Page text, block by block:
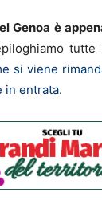
Genoa è
si viene
in entrata.